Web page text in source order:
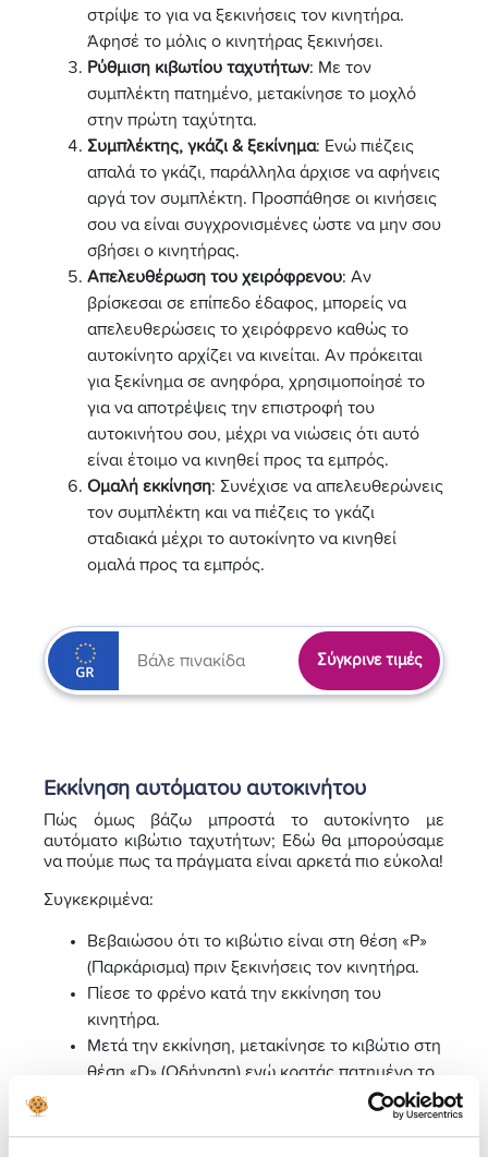
στρίψε το για να ξεκινήσεις τον κινητήρα.
Άφησέ το μόλις ο κινητήρας ξεκινήσει.
Ρύθμιση κιβωτίου ταχυτήτων: Με τον
συμπλέκτη πατημένο, μετακίνησε το μοχλό
στην πρώτη ταχύτητα.
Συμπλέκτης, γκάζι & ξεκίνημα: Ενώ πιέζεις
απαλά το γκάζι, παράλληλα άρχισε να αφήνεις
αργά τον συμπλέκτη. Προσπάθησε οι κινήσεις
σου να είναι συγχρονισμένες ώστε να μην σου
σβήσει ο κινητήρας.
Απελευθέρωση του χειρόφρενου: Αν
βρίσκεσαι σε επίπεδο έδαφος, μπορείς να
απελευθερώσεις το χειρόφρενο καθώς το
αυτοκίνητο αρχίζει να κινείται. Αν πρόκειται
για ξεκίνημα σε ανηφόρα, χρησιμοποίησέ το
για να αποτρέψεις την επιστροφή του
αυτοκινήτου σου, μέχρι να νιώσεις ότι αυτό
είναι έτοιμο να κινηθεί προς τα εμπρός.
Ομαλή εκκίνηση: Συνέχισε να απελευθερώνεις
τον συμπλέκτη και να πιέζεις το γκάζι
σταδιακά μέχρι το αυτοκίνητο να κινηθεί
ομαλά προς τα εμπρός.
Σύγκρινε τιμές
Εκκίνηση αυτόματου αυτοκινήτου
Πώς όμως βάζω μπροστά το αυτοκίνητο με
αυτόματο κιβώτιο ταχυτήτων; Εδώ θα μπορούσαμε
να πούμε πως τα πράγματα είναι αρκετά πιο εύκολα!
Συγκεκριμένα:
Βεβαιώσου ότι το κιβώτιο είναι στη θέση «P»
(Παρκάρισμα) πριν ξεκινήσεις τον κινητήρα.
Πίεσε το φρένο κατά την εκκίνηση του
κινητήρα.
Μετά την εκκίνηση, μετακίνησε το κιβώτιο στη
θέση «D» (Οδήγηση) ενώ κρατάς πατημένο το
Ένα αυτόματο αυτοκίνητο επιτρέπει στον οδηγό να